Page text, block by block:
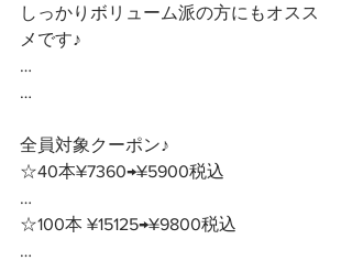
しっかりボリューム派の方にもオスス
メです♪
…
…
全員対象クーポン♪
☆40本¥7360→¥5900税込
…
☆100本 ¥15125→¥9800税込
…